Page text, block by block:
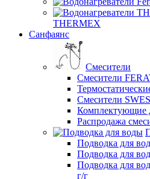
THERMEX
Санфаянс
Смесители
Смесители
Смесители SWES
Комплектующие
Распродажа
Подводка для
Подводка для
Подводка для
г/г